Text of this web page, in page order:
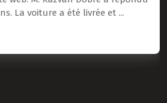
La voiture a été livrée et ...